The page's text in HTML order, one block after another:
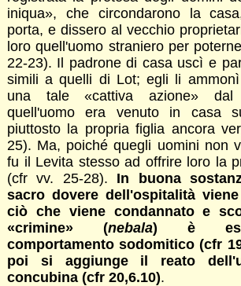
iniqua», che circondarono la
porta, e dissero al vecchio
loro quell'uomo straniero per
22-23). Il padrone di casa uscì e
simili a quelli di Lot; egli li
una tale «cattiva azione» dal
quell'uomo era venuto in casa
piuttosto la propria figlia ancora
25). Ma, poiché quegli uomini non
fu il Levita stesso ad offrire loro la
(cfr vv. 25-28). In buona
sacro dovere dell'ospitalità
ciò che viene condannato e
«crimine»
(nebala) è
comportamento sodomitico (cfr
poi si aggiunge il reato
concubina (cfr 20,6.10).